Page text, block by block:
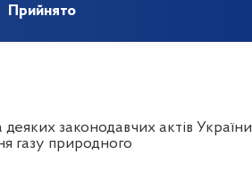
Прийнято
законодавчих актів України
газу природного